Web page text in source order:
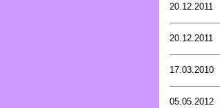
20.12.2011
20.12.2011
17.03.2010
05.05.2012